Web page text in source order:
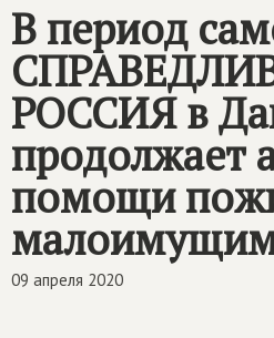
В период
РОССИЯв
продолжает
помощи
09 апреля 2020